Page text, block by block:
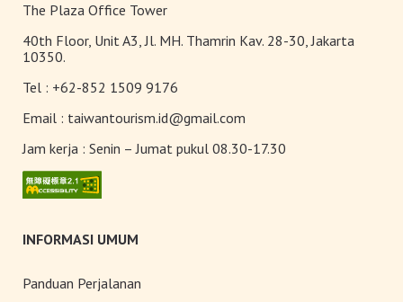
The Plaza Office Tower
40th Floor, Unit A3, Jl. MH. Thamrin Kav. 28-30, Jakarta
10350.
Tel : +62-852 1509 9176
Email : taiwantourism.id@gmail.com
Jam kerja : Senin – Jumat pukul 08.30-17.30
INFORMASI UMUM
Panduan Perjalanan